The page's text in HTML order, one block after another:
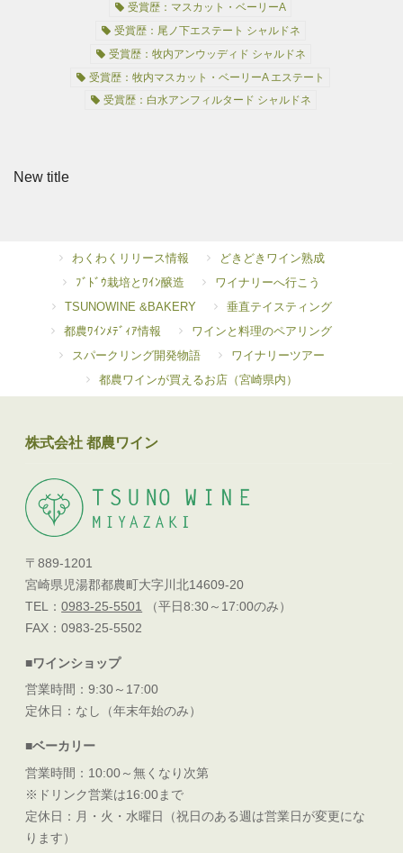
受賞歴：マスカット・ベーリーA
受賞歴：尾ノ下エステート シャルドネ
受賞歴：牧内アンウッディド シャルドネ
受賞歴：牧内マスカット・ベーリーA エステート
受賞歴：白水アンフィルタード シャルドネ
New title
わくわくリリース情報
どきどきワイン熟成
ﾌﾞﾄﾞｳ栽培とﾜｲﾝ醸造
ワイナリーへ行こう
TSUNOWINE &BAKERY
垂直テイスティング
都農ﾜｲﾝﾒﾃﾞｨｱ情報
ワインと料理のペアリング
スパークリング開発物語
ワイナリーツアー
都農ワインが買えるお店（宮崎県内）
株式会社 都農ワイン
〒889-1201
宮崎県児湯郡都農町大字川北14609-20
TEL：0983-25-5501 （平日8:30～17:00のみ）
FAX：0983-25-5502
■ワインショップ
営業時間：9:30～17:00
定休日：なし（年末年始のみ）
■ベーカリー
営業時間：10:00～無くなり次第
※ドリンク営業は16:00まで
定休日：月・火・水曜日（祝日のある週は営業日が変更にな
ります）